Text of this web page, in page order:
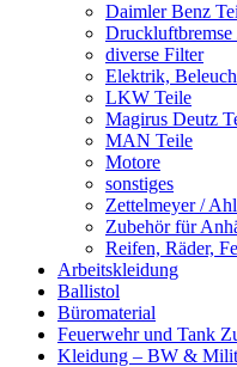
Daimler Benz
diverse Filter
Elektrik,
LKW Teile
Magirus Deutz
MAN Teile
Motore
sonstiges
Zettelmeyer /
Zubehör für
Reifen, Räder,
Arbeitskleidung
Ballistol
Büromaterial
Feuerwehr und Tank
Kleidung – BW &